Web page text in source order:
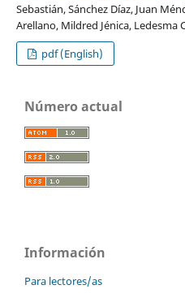
Sebastián, Sánchez Díaz, Juan
Arellano, Mildred Jénica, Ledesma
pdf (English)
Número actual
Información
Para lectores/as